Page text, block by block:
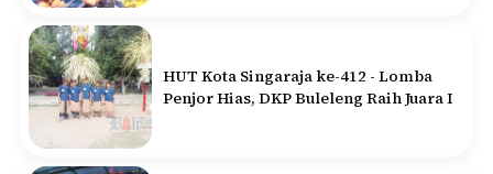
HUT Kota Singaraja ke-412 - Lomba
Penjor Hias, DKP Buleleng Raih Juara I